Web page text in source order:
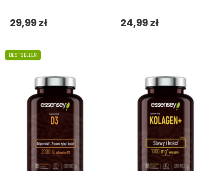
29,99 zł 24,99 zł
BESTSELLER